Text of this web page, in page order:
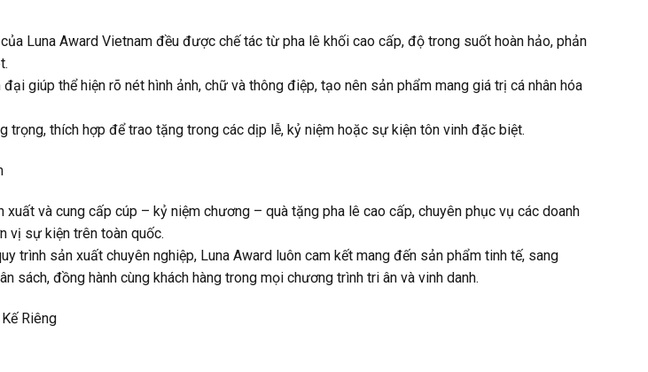
Luna Award Vietnam đều được chế tác từ pha lê khối cao cấp, độ trong suốt hoàn hảo, phản
đại giúp thể hiện rõ nét hình ảnh, chữ và thông điệp, tạo nên sản phẩm mang giá trị cá nhân hóa
trọng, thích hợp để trao tặng trong các dịp lễ, kỷ niệm hoặc sự kiện tôn vinh đặc biệt.
xuất và cung cấp cúp – kỷ niệm chương – quà tặng pha lê cao cấp, chuyên phục vụ các doanh
vị sự kiện trên toàn quốc.
trình sản xuất chuyên nghiệp, Luna Award luôn cam kết mang đến sản phẩm tinh tế, sang
sách, đồng hành cùng khách hàng trong mọi chương trình tri ân và vinh danh.
Riêng